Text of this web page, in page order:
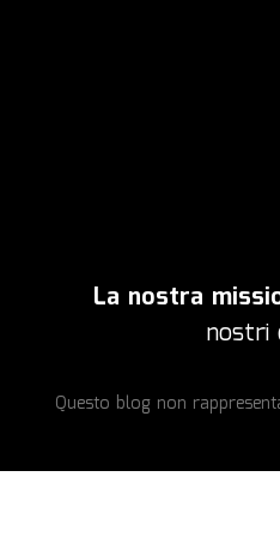
La nostra
nostri
Questo blog non